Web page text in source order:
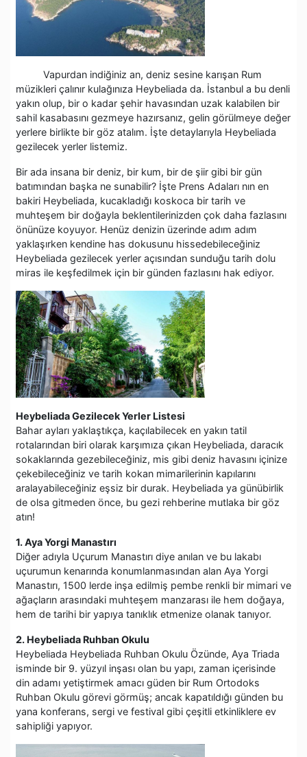
Vapurdan indiğiniz an, deniz sesine karışan Rum
müzikleri çalınır kulağınıza Heybeliada da. İstanbul a bu denli
yakın olup, bir o kadar şehir havasından uzak kalabilen bir
sahil kasabasını gezmeye hazırsanız, gelin görülmeye değer
yerlere birlikte bir göz atalım. İşte detaylarıyla Heybeliada
gezilecek yerler listemiz.
Bir ada insana bir deniz, bir kum, bir de şiir gibi bir gün
batımından başka ne sunabilir? İşte Prens Adaları nın en
bakiri Heybeliada, kucakladığı koskoca bir tarih ve
muhteşem bir doğayla beklentilerinizden çok daha fazlasını
önünüze koyuyor. Henüz denizin üzerinde adım adım
yaklaşırken kendine has dokusunu hissedebileceğiniz
Heybeliada gezilecek yerler açısından sunduğu tarih dolu
miras ile keşfedilmek için bir günden fazlasını hak ediyor.
Heybeliada Gezilecek Yerler Listesi
Bahar ayları yaklaştıkça, kaçılabilecek en yakın tatil
rotalarından biri olarak karşımıza çıkan Heybeliada, daracık
sokaklarında gezebileceğiniz, mis gibi deniz havasını içinize
çekebileceğiniz ve tarih kokan mimarilerinin kapılarını
aralayabileceğiniz eşsiz bir durak. Heybeliada ya günübirlik
de olsa gitmeden önce, bu gezi rehberine mutlaka bir göz
atın!
1. Aya Yorgi Manastırı
Diğer adıyla Uçurum Manastırı diye anılan ve bu lakabı
uçurumun kenarında konumlanmasından alan Aya Yorgi
Manastırı, 1500 lerde inşa edilmiş pembe renkli bir mimari ve
ağaçların arasındaki muhteşem manzarası ile hem doğaya,
hem de tarihi bir yapıya tanıklık etmenize olanak tanıyor.
2. Heybeliada Ruhban Okulu
Heybeliada Heybeliada Ruhban Okulu Özünde, Aya Triada
isminde bir 9. yüzyıl inşası olan bu yapı, zaman içerisinde
din adamı yetiştirmek amacı güden bir Rum Ortodoks
Ruhban Okulu görevi görmüş; ancak kapatıldığı günden bu
yana konferans, sergi ve festival gibi çeşitli etkinliklere ev
sahipliği yapıyor.